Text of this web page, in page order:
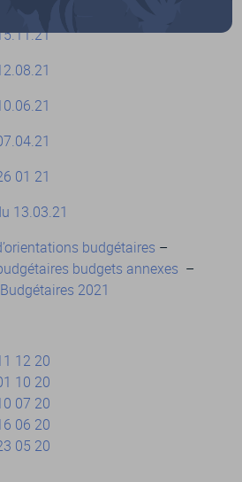
01 21
13.03.21
budgétaires –
budgets annexes –
2021
12 20
10 20
07 20
06 20
05 20